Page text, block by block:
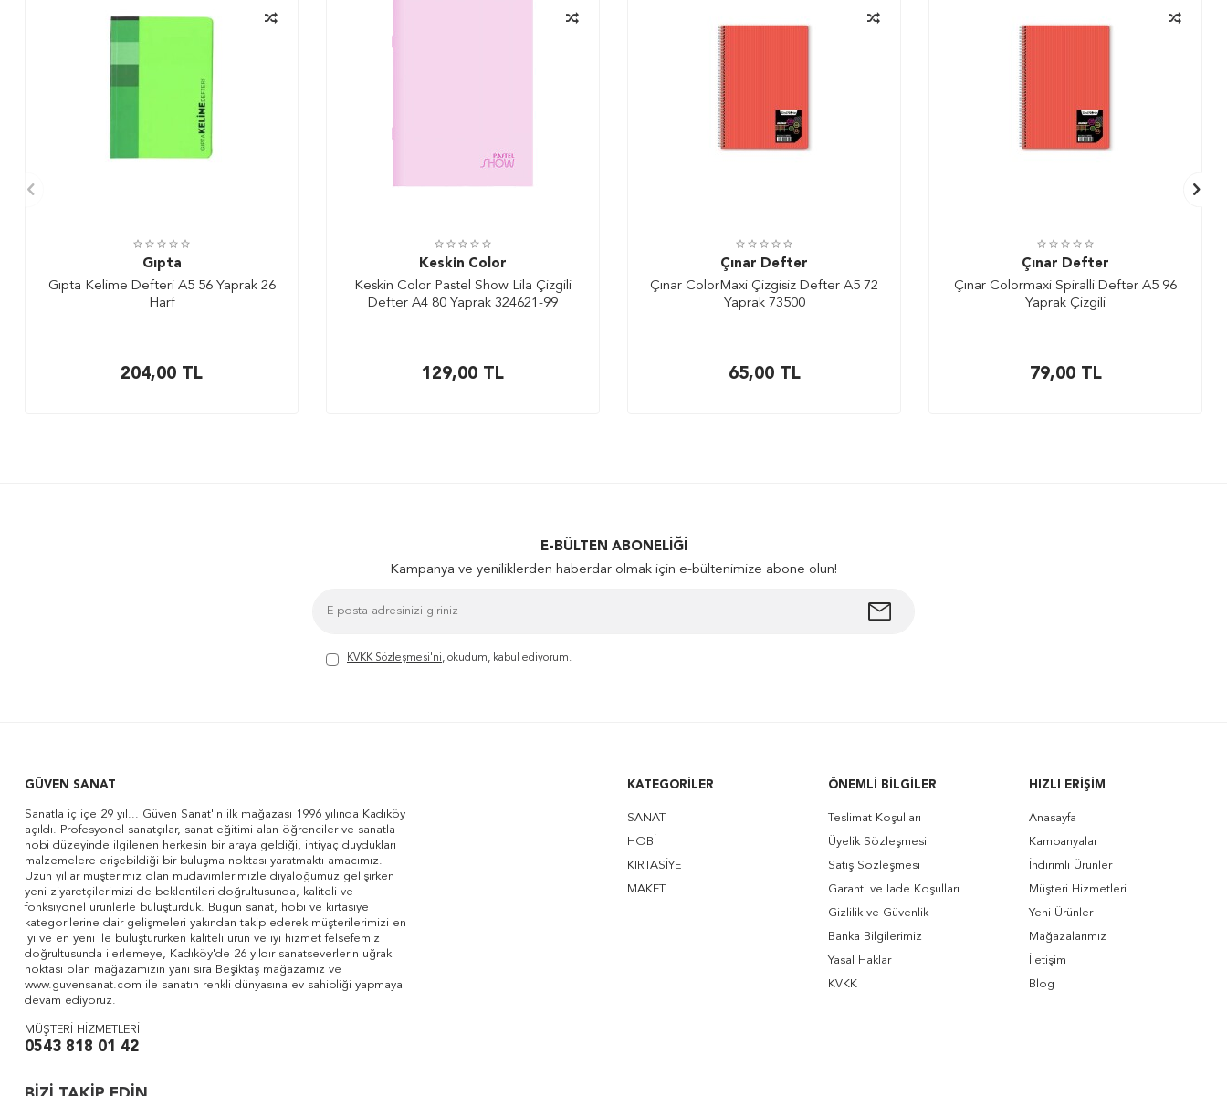
Gıpta
Gıpta Kelime Defteri A5 56 Yaprak 26
Harf
204,00 TL
Keskin Color
Keskin Color Pastel Show Lila Çizgili
Defter A4 80 Yaprak 324621-99
129,00 TL
Çınar Defter
Çınar ColorMaxi Çizgisiz Defter A5 72
Yaprak 73500
65,00TL
Çınar Defter
Çınar Colormaxi Spiralli Defter A5 96
Yaprak Çizgili
79,00TL
E-BÜLTEN ABONELIĞI
Kampanya ve yeniliklerden haberdar olmak için e-bültenimize abone olun!
KVKK Sözleşmesi'ni, okudum, kabul ediyorum.
GÜVEN SANAT
Sanatla iç içe 29 yıl... Güven Sanat'ın ilk mağazası 1996 yılında Kadıköy
açıldı. Profesyonel sanatçılar, sanat eğitimi alan öğrenciler ve sanatla
hobi düzeyinde ilgilenen herkesin bir araya geldiği, ihtiyaç duydukları
malzemelere erişebildiği bir buluşma noktası yaratmaktı amacımız.
Uzun yıllar müşterimiz olan müdavimlerimizle diyaloğumuz gelişirken
yeni ziyaretçilerimizi de beklentileri doğrultusunda, kaliteli ve
fonksiyonel ürünlerle buluşturduk. Bugün sanat, hobi ve kırtasiye
kategorilerine dair gelişmeleri yakından takip ederek müşterilerimizi en
iyi ve en yeni ile buluştururken kaliteli ürün ve iyi hizmet felsefemiz
doğrultusunda ilerlemeye, Kadıköy'de 26 yıldır sanatseverlerin uğrak
noktası olan mağazamızın yanı sıra Beşiktaş mağazamız ve
www.guvensanat.com ile sanatın renkli dünyasına ev sahipliği yapmaya
devam ediyoruz.
MÜŞTERİ HİZMETLERİ
0543 818 01 42
KATEGORILER
SANAT
HOBİ
KIRTASİYE
MAKET
ÖNEMLI BILGILER
Teslimat Koşulları
Üyelik Sözleşmesi
Satış Sözleşmesi
Garanti ve İade Koşulları
Gizlilik ve Güvenlik
Banka Bilgilerimiz
Yasal Haklar
KVKK
HIZLI ERIŞIM
Anasayfa
Kampanyalar
İndirimli Ürünler
Müşteri Hizmetleri
Yeni Ürünler
Mağazalarımız
İletişim
Blog